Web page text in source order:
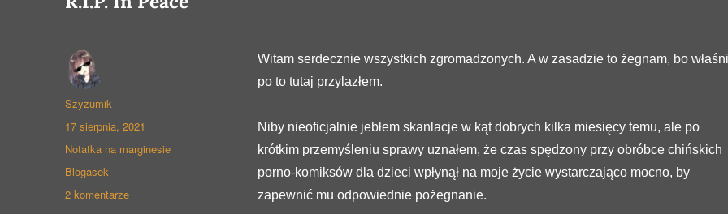
Witam serdecznie wszystkich zgromadzonych. A w zasadzie to żegnam, bo
po to tutaj przylazłem.
Niby nieoficjalnie jebłem skanlacje w kąt dobrych kilka miesięcy temu, ale po
krótkim przemyśleniu sprawy uznałem, że czas spędzony przy obróbce chińskich
porno-komiksów dla dzieci wpłynął na moje życie wystarczająco mocno, by
zapewnić mu odpowiednie pożegnanie.
Autor
Szyzumik
Opublikowano
17 sierpnia, 2021
Format
wpisu
Notatka na marginesie
Kategorie
Blogasek
2 komentarzedo